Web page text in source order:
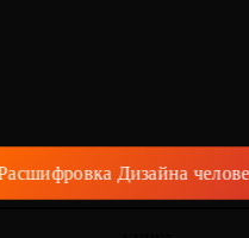
Расшифровка Дизайна